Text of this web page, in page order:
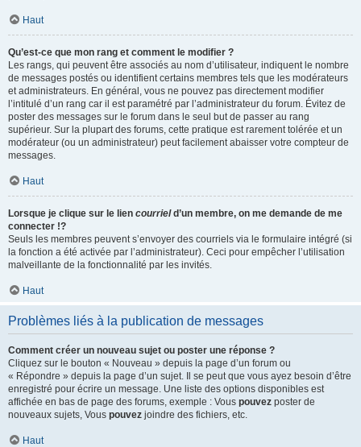
Haut
Qu’est-ce que mon rang et comment le modifier ?
Les rangs, qui peuvent être associés au nom d’utilisateur, indiquent le nombre
de messages postés ou identifient certains membres tels que les modérateurs
et administrateurs. En général, vous ne pouvez pas directement modifier
l’intitulé d’un rang car il est paramétré par l’administrateur du forum. Évitez de
poster des messages sur le forum dans le seul but de passer au rang
supérieur. Sur la plupart des forums, cette pratique est rarement tolérée et un
modérateur (ou un administrateur) peut facilement abaisser votre compteur de
messages.
Haut
Lorsque je clique sur le lien courrield’un membre, on me demande de me
connecter !?
Seuls les membres peuvent s’envoyer des courriels via le formulaire intégré (si
la fonction a été activée par l’administrateur). Ceci pour empêcher l’utilisation
malveillante de la fonctionnalité par les invités.
Haut
Problèmes liés à la publication de messages
Comment créer un nouveau sujet ou poster une réponse ?
Cliquez sur le bouton « Nouveau » depuis la page d’un forum ou
« Répondre » depuis la page d’un sujet. Il se peut que vous ayez besoin d’être
enregistré pour écrire un message. Une liste des options disponibles est
affichée en bas de page des forums, exemple : Vous pouvez poster de
nouveaux sujets, Vous pouvez joindre des fichiers, etc.
Haut